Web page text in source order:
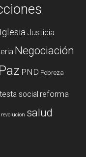
Iglesia Justicia
Negociación
Paz PND Pobreza
social reforma
revolucion salud